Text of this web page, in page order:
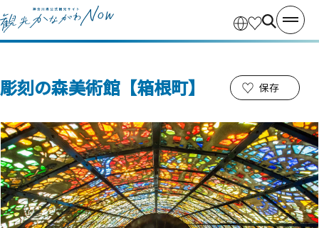
彫刻の森美術館【箱根町】 保存